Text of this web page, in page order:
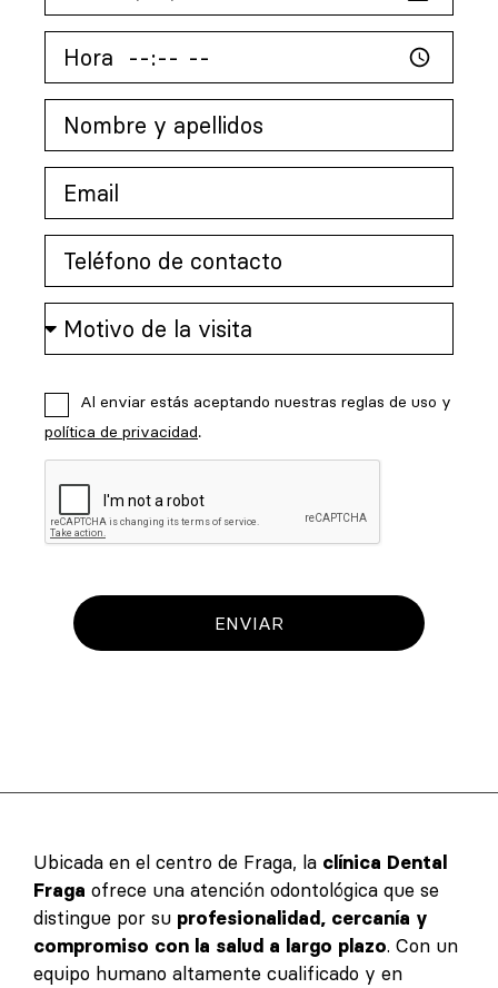
Al enviar estás aceptando nuestras reglas de uso y
política de privacidad.
ENVIAR
Ubicada en el centro de Fraga, la clínica Dental
Fraga ofrece una atención odontológica que se
distingue por su profesionalidad, cercanía y
compromiso con la salud a largo plazo. Con un
equipo humano altamente cualificado y en